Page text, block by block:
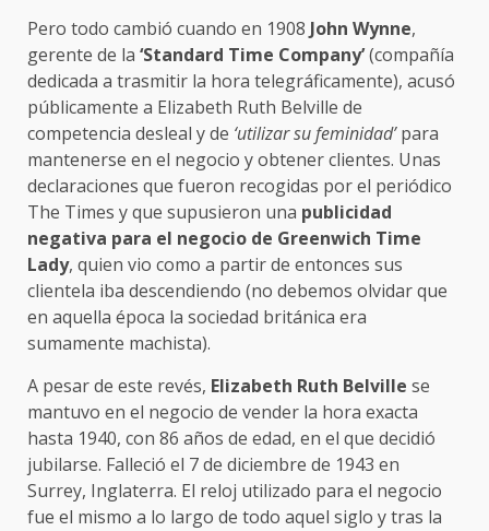
Pero todo cambió cuando en 1908 John Wynne,
gerente de la ‘Standard Time Company’(compañía
dedicada a trasmitir la hora telegráficamente), acusó
públicamente a Elizabeth Ruth Belville de
competencia desleal y de ‘utilizar su feminidad’para
mantenerse en el negocio y obtener clientes. Unas
declaraciones que fueron recogidas por el periódico
The Times y que supusieron una publicidad
negativa para el negocio de Greenwich Time
Lady, quien vio como a partir de entonces sus
clientela iba descendiendo (no debemos olvidar que
en aquella época la sociedad británica era
sumamente machista).
A pesar de este revés, Elizabeth Ruth Belville se
mantuvo en el negocio de vender la hora exacta
hasta 1940, con 86 años de edad, en el que decidió
jubilarse. Falleció el 7 de diciembre de 1943 en
Surrey, Inglaterra. El reloj utilizado para el negocio
fue el mismo a lo largo de todo aquel siglo y tras la